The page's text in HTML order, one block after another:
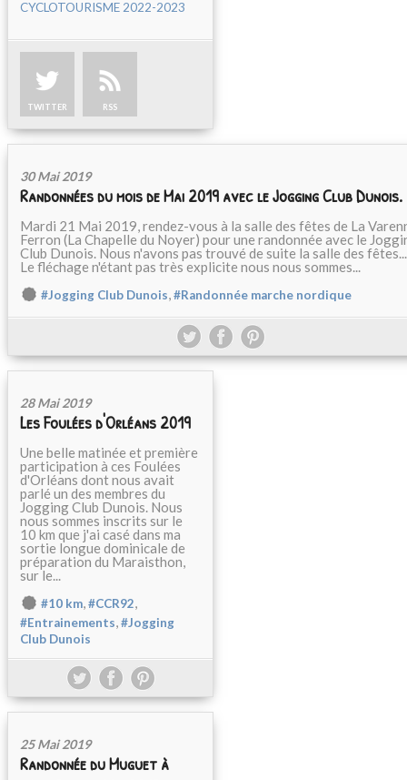
CYCLOTOURISME 2022-2023
TWITTER RSS
30 Mai 2019
Randonnées du mois de Mai 2019 avec le Jogging Club Dunois.
Mardi 21 Mai 2019, rendez-vous à la salle des fêtes de La
Ferron (La Chapelle du Noyer) pour une randonnée avec le
Club Dunois. Nous n'avons pas trouvé de suite la salle des fêtes...
Le fléchage n'étant pas très explicite nous nous sommes...
#Jogging Club Dunois,#Randonnée marche nordique
28 Mai 2019
Les Foulées d'Orléans 2019
Une belle matinée et première
participation à ces Foulées
d'Orléans dont nous avait
parlé un des membres du
Jogging Club Dunois. Nous
nous sommes inscrits sur le
10 km que j'ai casé dans ma
sortie longue dominicale de
préparation du Maraisthon,
sur le...
#10 km,#CCR92,
#Entrainements,#Jogging
Club Dunois
25 Mai 2019
Randonnée du Muguet à